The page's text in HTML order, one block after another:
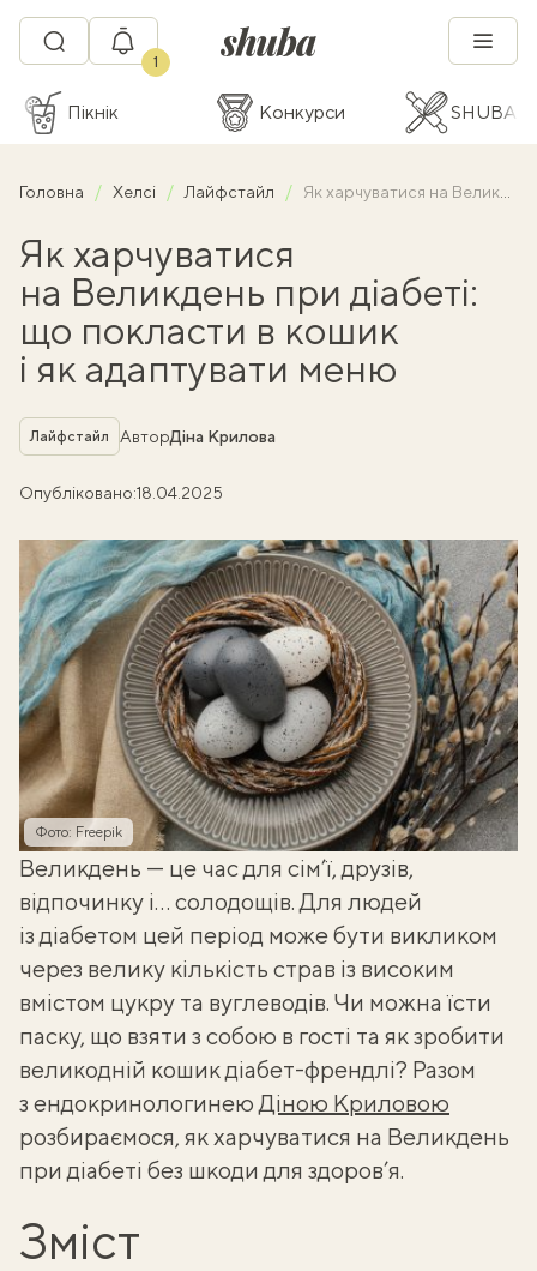
1
Пікнік Конкурси SHUBA
Головна Хелсі Лайфстайл Як харчуватися на Великдень при діабеті: що покласти в кошик і як адаптувати меню
Як харчуватися
на Великдень при діабеті:
що покласти в кошик
і як адаптувати меню
Рубрика
Лайфстайл АвторДіна Крилова
Опубліковано:18.04.2025
Фото: Freepik
Великдень — це час для сім’ї, друзів,
відпочинку і… солодощів. Для людей
із діабетом цей період може бути викликом
через велику кількість страв із високим
вмістом цукру та вуглеводів. Чи можна їсти
паску, що взяти з собою в гості та як зробити
великодній кошик діабет-френдлі? Разом
з ендокринологинею Діною Криловою
розбираємося, як харчуватися на Великдень
при діабеті без шкоди для здоров’я.
Зміст